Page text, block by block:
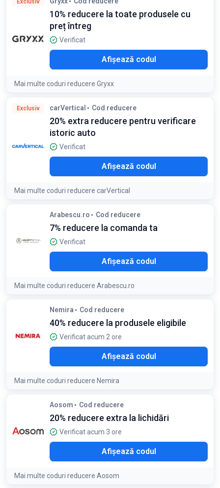
Valabil pentru prima comandă în aplicația Zooplus cu o
comandă minimă de 224 lei
10% reducere la toate produsele cu
preț întreg
Verificat
Afișează codul
Mai multe coduri reducere Gryxx
pentru maxim 1 produs
Exclusiv carVertical Cod reducere
20% extra reducere pentru verificare
istoric auto
Verificat
Afișează codul
Mai multe coduri reducere carVertical
Arabescu.ro Cod reducere
7% reducere la comanda ta
Verificat
Afișează codul
Mai multe coduri reducere Arabescu.ro
Nemira Cod reducere
40% reducere la produsele eligibile
Verificat acum 2 ore
Afișează codul
Mai multe coduri reducere Nemira
prin bulina „PROMO”. Nu se cumulează cu alte beneficii
acordate prin coduri cadou active pe nemira.ro
Aosom Cod reducere
20% reducere extra la lichidări
Verificat acum 3 ore
Afișează codul
Mai multe coduri reducere Aosom